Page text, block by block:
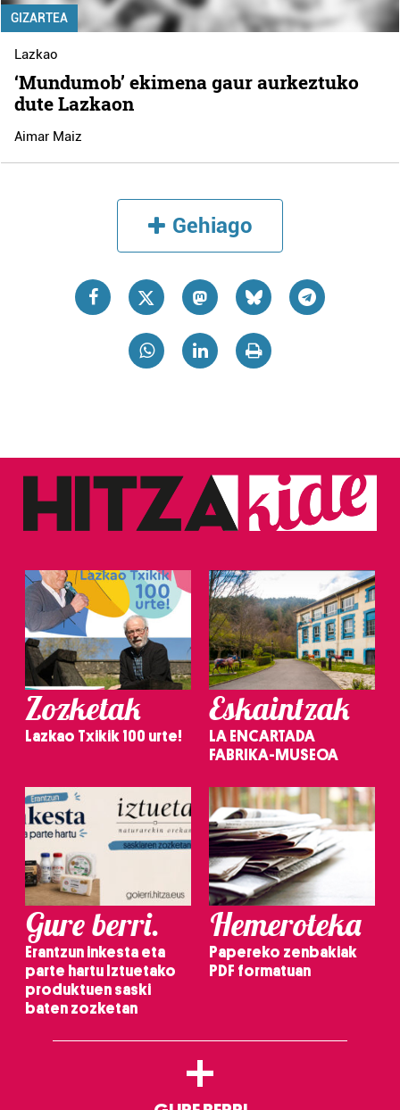
GIZARTEA
Lazkao
‘Mundumob’ ekimena gaur aurkeztuko
dute Lazkaon
Aimar Maiz
Gehiago
Zozketak
Lazkao Txikik 100 urte!
Eskaintzak
LA ENCARTADA
FABRIKA-MUSEOA
Gure berri.
Erantzun inkesta eta
parte hartu Iztuetako
produktuen saski
baten zozketan
Hemeroteka
Papereko zenbakiak
PDF formatuan
+